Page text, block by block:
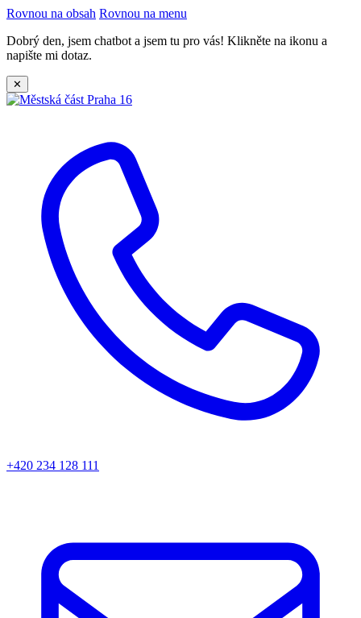
Rovnou na obsah Rovnou na menu
Dobrý den, jsem chatbot a jsem tu pro vás! Klikněte na ikonu a
napište mi dotaz.
✕
+420 234 128 111